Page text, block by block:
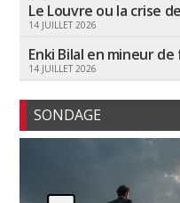
Le Louvre ou la crise
14 JUILLET 2026
Enki Bilal en mineur de
14 JUILLET 2026
SONDAGE